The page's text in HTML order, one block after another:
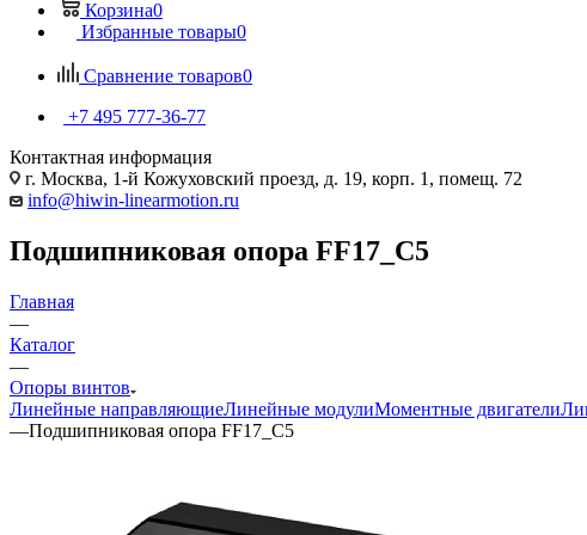
Корзина0
Избранные товары0
Сравнение товаров0
+7 495 777-36-77
Контактная информация
г. Москва, 1-й Кожуховский проезд, д. 19, корп. 1, помещ. 72
info@hiwin-linearmotion.ru
Подшипниковая опора FF17_C5
Главная
—
Каталог
—
Опоры винтов
Линейные направляющиеЛинейные модулиМоментные двигатели
—Подшипниковая опора FF17_C5